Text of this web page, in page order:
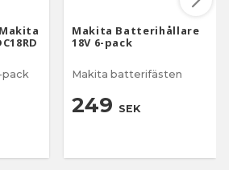
pack
Makita Batterihållare
18V 6-pack
Makita batterifästen
249 SEK